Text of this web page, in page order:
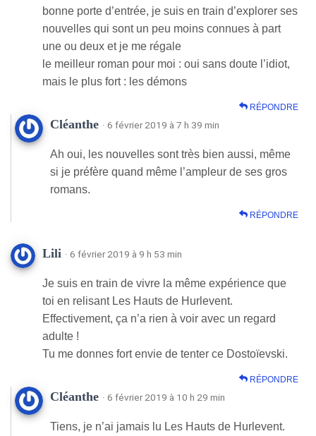
bonne porte d’entrée, je suis en train d’explorer ses
nouvelles qui sont un peu moins connues à part
une ou deux et je me régale
le meilleur roman pour moi : oui sans doute l’idiot,
mais le plus fort : les démons
RÉPONDRE
Cléanthe · 6 février 2019 à 7 h 39 min
Ah oui, les nouvelles sont très bien aussi, même
si je préfère quand même l’ampleur de ses gros
romans.
RÉPONDRE
Lili · 6 février 2019 à 9 h 53 min
Je suis en train de vivre la même expérience que
toi en relisant Les Hauts de Hurlevent.
Effectivement, ça n’a rien à voir avec un regard
adulte !
Tu me donnes fort envie de tenter ce Dostoïevski.
RÉPONDRE
Cléanthe · 6 février 2019 à 10 h 29 min
Tiens, je n’ai jamais lu Les Hauts de Hurlevent.